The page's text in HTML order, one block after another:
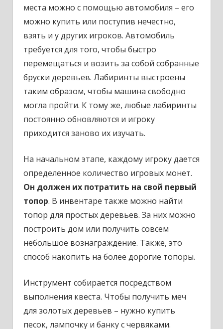
места можно с помощью автомобиля – его
можно купить или поступив нечестно,
взять и у других игроков. Автомобиль
требуется для того, чтобы быстро
перемещаться и возить за собой собранные
бруски деревьев. Лабиринты выстроены
таким образом, чтобы машина свободно
могла пройти. К тому же, любые лабиринты
постоянно обновляются и игроку
приходится заново их изучать.
На начальном этапе, каждому игроку дается
определенное количество игровых монет.
Он должен их потратить на свой первый
топор. В инвентаре также можно найти
топор для простых деревьев. За них можно
построить дом или получить совсем
небольшое вознаграждение. Также, это
способ накопить на более дорогие топоры.
Инструмент собирается посредством
выполнения квеста. Чтобы получить меч
для золотых деревьев – нужно купить
песок, лампочку и банку с червяками.